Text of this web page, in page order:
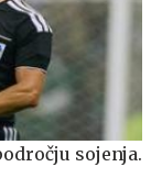
sojenja.